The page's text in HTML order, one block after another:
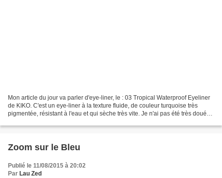
Mon article du jour va parler d'eye-liner, le : 03 Tropical Waterproof Eyeliner
de KIKO. C'est un eye-liner à la texture fluide, de couleur turquoise très
pigmentée, résistant à l'eau et qui sèche très vite. Je n'ai pas été très douée
Zoom sur le Bleu
Publié le 11/08/2015 à 20:02
Par Lau Zed